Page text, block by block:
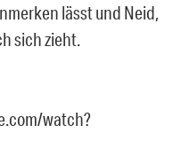
lässt und Neid,
sich zieht.
watch?